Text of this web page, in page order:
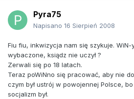
Pyra75
Napisano 16 Sierpień 2008
Fiu fiu, inkwizycja nam się szykuje.
wybaczone, ksiądz nie uczył ?
Zerwali się po 18 latach.
Teraz poWiNno się pracować, aby nie
czym był ustrój w powojennej Polsce,
socjalizm był.